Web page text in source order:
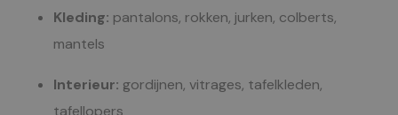
Kleding: pantalons, rokken, jurken, colberts,
mantels
Interieur: gordijnen, vitrages, tafelkleden,
tafellopers